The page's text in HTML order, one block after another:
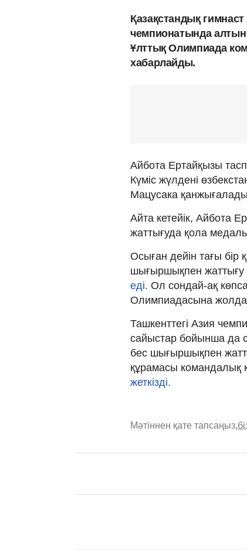
Қазақстандық
чемпионатында алтын
Ұлттық Олимпиада
хабарлайды.
Айбота Ертайқызы
Күміс жүлдені
Мацусака
Айта кетейік, Айбота
жаттығуда қола
Осыған дейін тағы бір
шығыршықпен жаттығу
еді. Ол сондай-ақ
Олимпиадасына
Ташкенттегі Азия
сайыстар бойынша да
бес шығыршықпен
құрамасы командалық
жеткізді.
Мәтіннен қате тапсаңыз,